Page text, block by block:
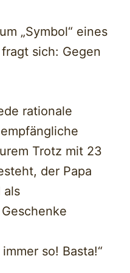
„Symbol“ eines
sich: Gegen
rationale
Trotz mit 23
der Papa
als
so! Basta!“